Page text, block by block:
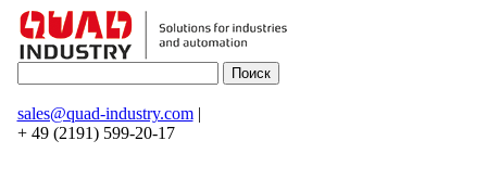
sales@quad-industry.com|
+ 49 (2191) 599-20-17